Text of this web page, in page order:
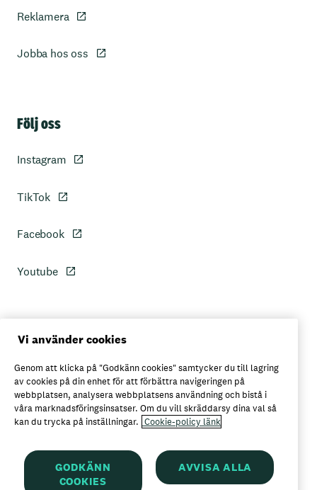
Reklamera
Jobba hos oss
Följ oss
Instagram
TikTok
Facebook
Youtube
Personuppgiftspolicy
Axfoods integritetspolicy
Här kan du köpa Garant
Vi använder cookies
Genom att klicka på "Godkänn cookies" samtycker du till lagring
av cookies på din enhet för att förbättra navigeringen på
webbplatsen, analysera webbplatsens användning och bistå i
våra marknadsföringsinsatser. Om du vill skräddarsy dina val så
kan du trycka på inställningar. Cookie-policy länk
GODKÄNN
COOKIES
AVVISA ALLA